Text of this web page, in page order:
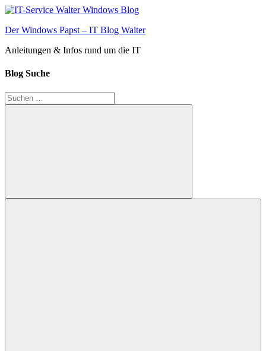
Zum
springen
Der Windows Papst – IT Blog Walter
Anleitungen & Infos rund um die IT
Blog Suche
Suchen
nach:
Suchen